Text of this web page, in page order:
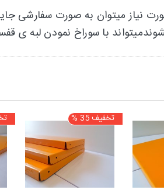
نیاز میتوان به صورت سفارشی
میتواند با سوراخ نمودن لبه ی
تخفیف 35 %